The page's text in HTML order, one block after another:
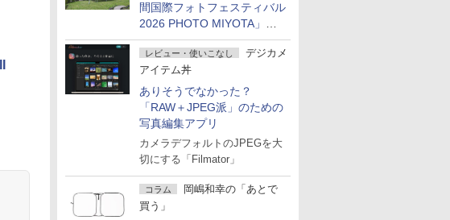
間国際フォトフェスティバル
2026 PHOTO MIYOTA」が
開幕
レビュー・使いこなし
デジカメ
アイテム丼
ありそうでなかった？
「RAW＋JPEG派」のための
写真編集アプリ
カメラデフォルトのJPEGを大
切にする「Filmator」
コラム
岡嶋和幸の「あとで
買う」